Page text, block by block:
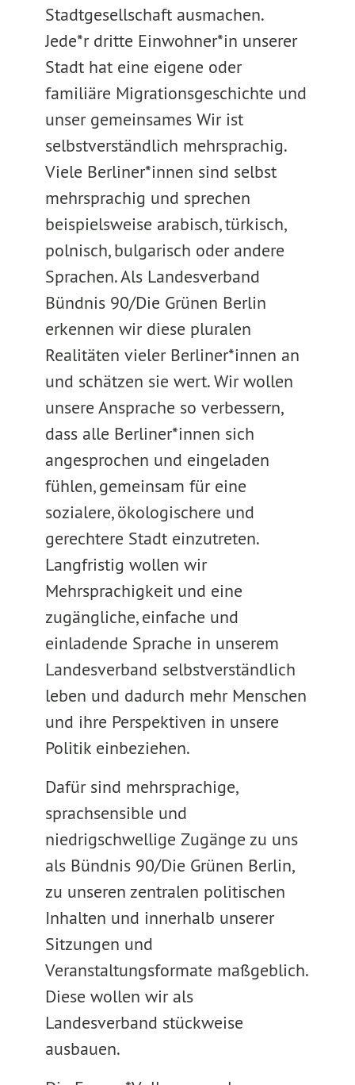
Stadtgesellschaft ausmachen.
Jede*r dritte Einwohner*in unserer
Stadt hat eine eigene oder
familiäre Migrationsgeschichte und
unser gemeinsames Wir ist
selbstverständlich mehrsprachig.
Viele Berliner*innen sind selbst
mehrsprachig und sprechen
beispielsweise arabisch, türkisch,
polnisch, bulgarisch oder andere
Sprachen. Als Landesverband
Bündnis 90/Die Grünen Berlin
erkennen wir diese pluralen
Realitäten vieler Berliner*innen an
und schätzen sie wert. Wir wollen
unsere Ansprache so verbessern,
dass alle Berliner*innen sich
angesprochen und eingeladen
fühlen, gemeinsam für eine
sozialere, ökologischere und
gerechtere Stadt einzutreten.
Langfristig wollen wir
Mehrsprachigkeit und eine
zugängliche, einfache und
einladende Sprache in unserem
Landesverband selbstverständlich
leben und dadurch mehr Menschen
und ihre Perspektiven in unsere
Politik einbeziehen.
Dafür sind mehrsprachige,
sprachsensible und
niedrigschwellige Zugänge zu uns
als Bündnis 90/Die Grünen Berlin,
zu unseren zentralen politischen
Inhalten und innerhalb unserer
Sitzungen und
Veranstaltungsformate maßgeblich.
Diese wollen wir als
Landesverband stückweise
ausbauen.